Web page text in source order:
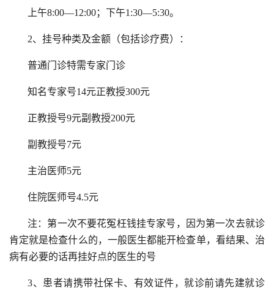
上午8:00—12:00；下午1:30—5:30。
2、挂号种类及金额（包括诊疗费）：
普通门诊特需专家门诊
知名专家号14元正教授300元
正教授号9元副教授200元
副教授号7元
主治医师5元
住院医师号4.5元
注：第一次不要花冤枉钱挂专家号，因为第一次去就诊
肯定就是检查什么的，一般医生都能开检查单，看结果、治
病有必要的话再挂好点的医生的号
3、患者请携带社保卡、有效证件，就诊前请先建就诊